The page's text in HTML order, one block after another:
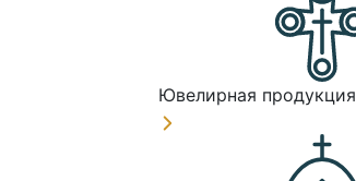
Ювелирная продукция